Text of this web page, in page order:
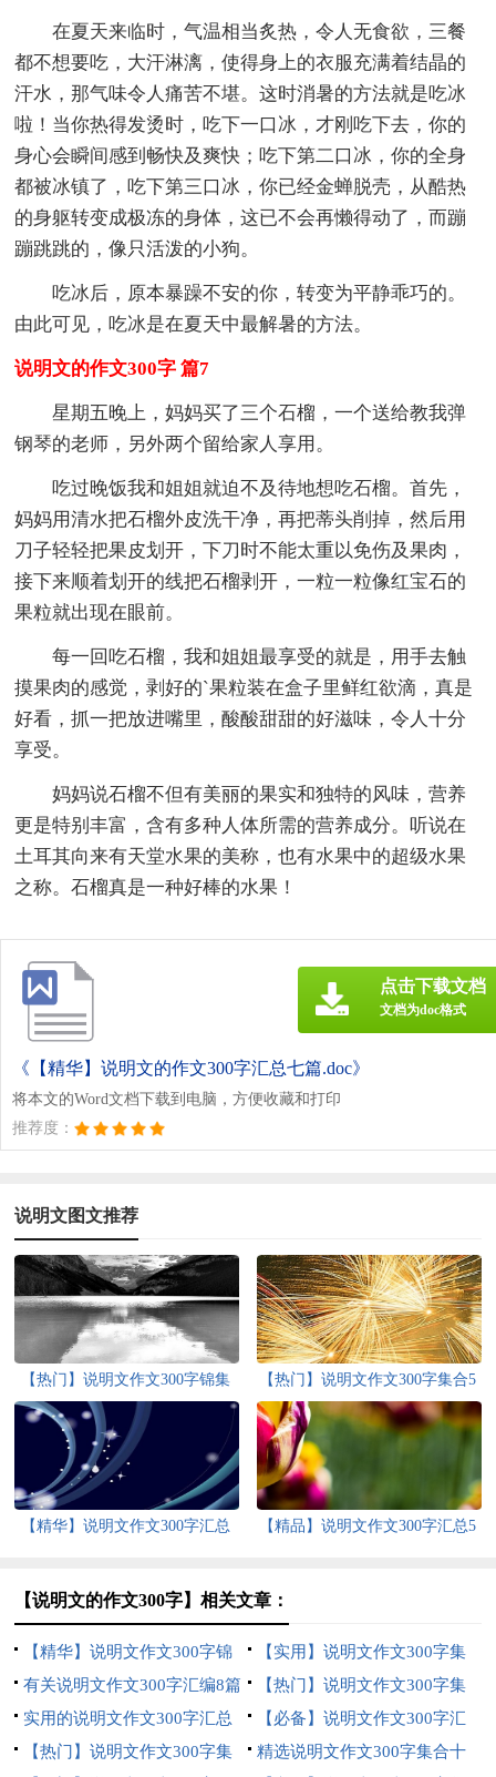
在夏天来临时，气温相当炙热，令人无食欲，三餐
都不想要吃，大汗淋漓，使得身上的衣服充满着结晶的
汗水，那气味令人痛苦不堪。这时消暑的方法就是吃冰
啦！当你热得发烫时，吃下一口冰，才刚吃下去，你的
身心会瞬间感到畅快及爽快；吃下第二口冰，你的全身
都被冰镇了，吃下第三口冰，你已经金蝉脱壳，从酷热
的身躯转变成极冻的身体，这已不会再懒得动了，而蹦
蹦跳跳的，像只活泼的小狗。
吃冰后，原本暴躁不安的你，转变为平静乖巧的。
由此可见，吃冰是在夏天中最解暑的方法。
说明文的作文300字 篇7
星期五晚上，妈妈买了三个石榴，一个送给教我弹
钢琴的老师，另外两个留给家人享用。
吃过晚饭我和姐姐就迫不及待地想吃石榴。首先，
妈妈用清水把石榴外皮洗干净，再把蒂头削掉，然后用
刀子轻轻把果皮划开，下刀时不能太重以免伤及果肉，
接下来顺着划开的线把石榴剥开，一粒一粒像红宝石的
果粒就出现在眼前。
每一回吃石榴，我和姐姐最享受的就是，用手去触
摸果肉的感觉，剥好的`果粒装在盒子里鲜红欲滴，真是
好看，抓一把放进嘴里，酸酸甜甜的好滋味，令人十分
享受。
妈妈说石榴不但有美丽的果实和独特的风味，营养
更是特别丰富，含有多种人体所需的营养成分。听说在
土耳其向来有天堂水果的美称，也有水果中的超级水果
之称。石榴真是一种好棒的水果！
《【精华】说明文的作文300字汇总七篇.doc》
将本文的Word文档下载到电脑，方便收藏和打印
推荐度：
点击下载文档
文档为doc格式
说明文图文推荐
【热门】说明文作文300字锦集
10篇
【热门】说明文作文300字集合5
篇
【精华】说明文作文300字汇总
【精品】说明文作文300字汇总5
【说明文的作文300字】相关文章：
【精华】说明文作文300字锦
集5篇
【实用】说明文作文300字集
合十篇
有关说明文作文300字汇编8篇
【热门】说明文作文300字集
合七篇
实用的说明文作文300字汇总
五篇
【必备】说明文作文300字汇
编7篇
【热门】说明文作文300字集
精选说明文作文300字集合十